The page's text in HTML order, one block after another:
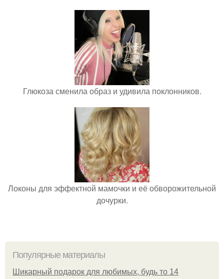
Глюкоза сменила образ и удивила поклонников.
Локоны для эффектной мамочки и её обворожительной
дочурки.
Популярные материалы
Шикарный подарок для любимых, будь то 14